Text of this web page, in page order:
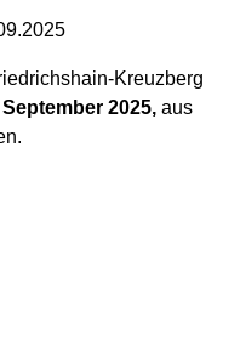
Kreuzberg
2025, aus